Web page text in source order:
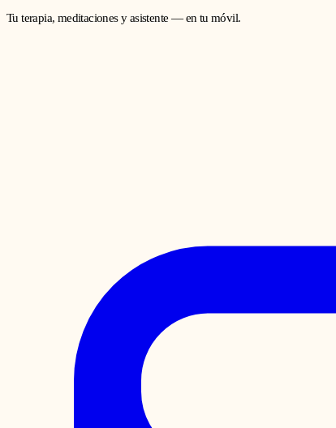
Tu terapia, meditaciones y asistente — en tu móvil.